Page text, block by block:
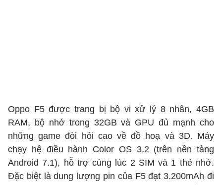
Oppo F5 được trang bị bộ vi xử lý 8 nhân, 4GB
RAM, bộ nhớ trong 32GB và GPU đủ mạnh cho
những game đòi hỏi cao về đồ hoạ và 3D. Máy
chạy hệ điều hành Color OS 3.2 (trên nền tảng
Android 7.1), hỗ trợ cùng lúc 2 SIM và 1 thẻ nhớ.
Đặc biệt là dung lượng pin của F5 đạt 3.200mAh đi